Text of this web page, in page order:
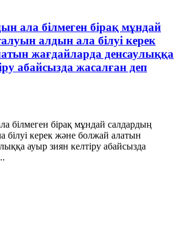
ала білмеген бірақ мұндай
алдын ала білуі керек
жағдайларда денсаулыққа
абайсызда жасалған деп
білмеген бірақ мұндай салдардың
білуі керек және болжай алатын
ауыр зиян келтіру абайсызда